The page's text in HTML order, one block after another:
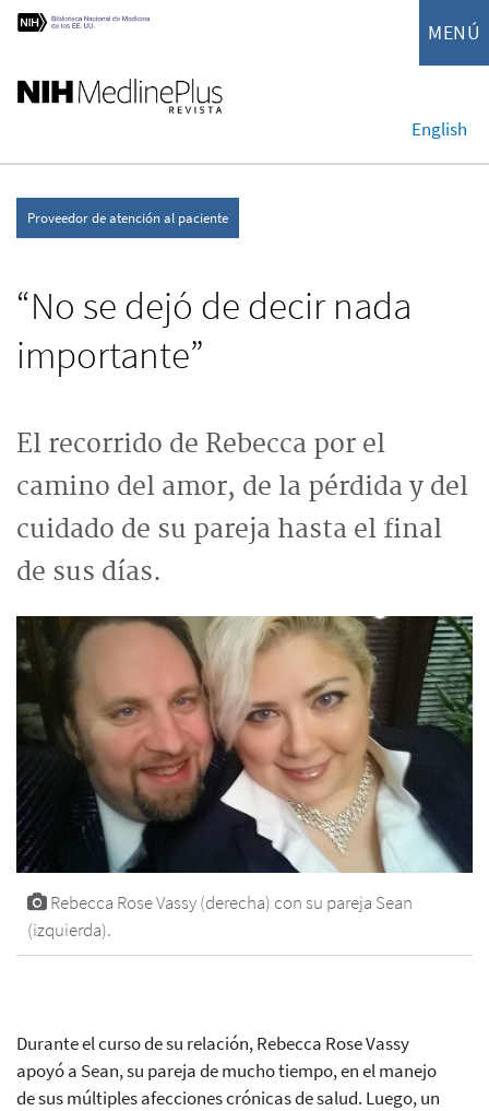
MENÚ
English
Proveedor de atención al paciente
“No se dejó de decir nada
importante”
El recorrido de Rebecca por el
camino del amor, de la pérdida y del
cuidado de su pareja hasta el final
de sus días.
Rebecca Rose Vassy (derecha) con su pareja Sean
(izquierda).
Durante el curso de su relación, Rebecca Rose Vassy
apoyó a Sean, su pareja de mucho tiempo, en el manejo
de sus múltiples afecciones crónicas de salud. Luego, un